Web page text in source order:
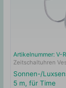
Artikelnummer: V-
Zeitschaltuhren
Sonnen-/
5 m, für Time